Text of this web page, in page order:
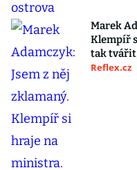
Marek
Klempíř
tak
Reflex.cz